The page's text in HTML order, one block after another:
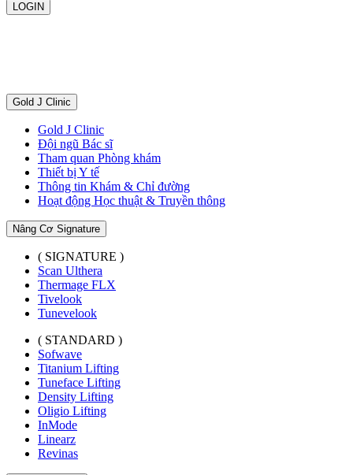
LOGIN
Gold J Clinic
Gold J Clinic
Đội ngũ Bác sĩ
Tham quan Phòng khám
Thiết bị Y tế
Thông tin Khám & Chỉ đường
Hoạt động Học thuật & Truyền thông
Nâng Cơ Signature
( SIGNATURE )
Scan Ulthera
Thermage FLX
Tivelook
Tunevelook
( STANDARD )
Sofwave
Titanium Lifting
Tuneface Lifting
Density Lifting
Oligio Lifting
InMode
Linearz
Revinas